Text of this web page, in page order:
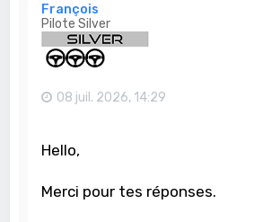
François
Pilote Silver
08 juil. 2026, 14:29
Hello,
Merci pour tes réponses.